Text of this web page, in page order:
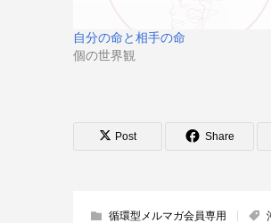
自分の命と相手の命
個の世界観
Post Share
循環型メルマガ会員専用